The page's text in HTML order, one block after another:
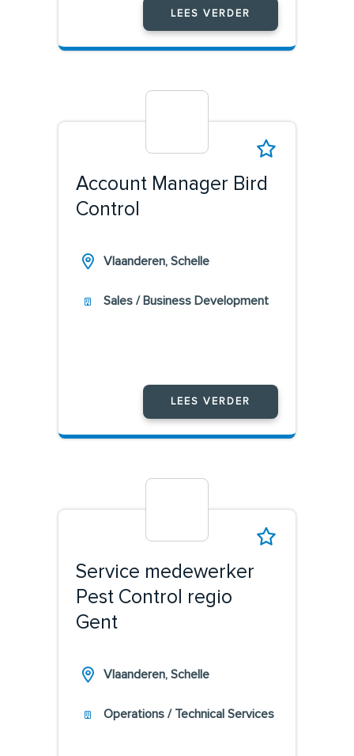
LEES VERDER
Account Manager Bird
Control
Vlaanderen, Schelle
Sales / Business Development
LEES VERDER
Service medewerker
Pest Control regio
Gent
Vlaanderen, Schelle
Operations / Technical Services